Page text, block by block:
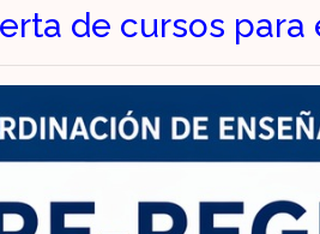
de cursos para